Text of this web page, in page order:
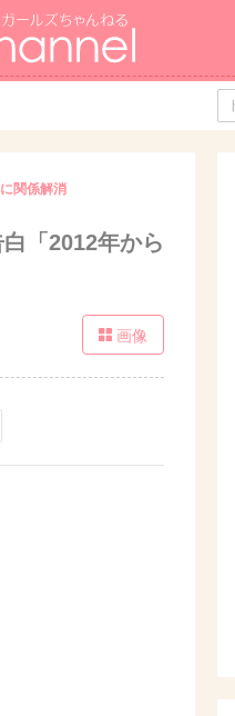
関係解消
「2012年から
画像